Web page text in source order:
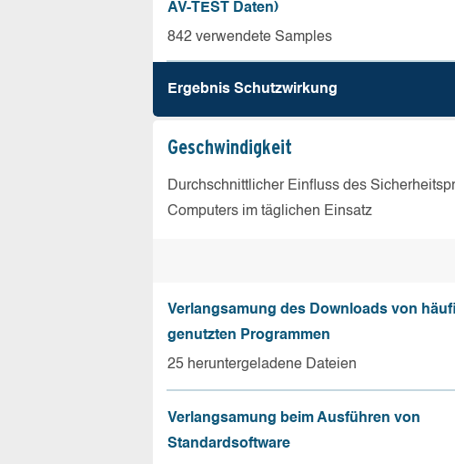
AV-TEST Daten)
842 verwendete Samples
Ergebnis Schutz­wirkung
Geschw­indigkeit
Durchschnittlicher Einfluss des
Computers im täglichen Einsatz
Verlangsamung des Downloads von
genutzten Programmen
25 heruntergeladene Dateien
Verlangsamung beim Ausführen von
Standardsoftware